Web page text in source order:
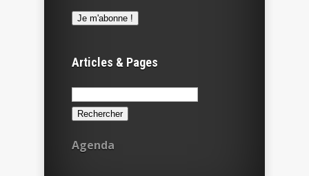
Articles & Pages
Rechercher :
Agenda